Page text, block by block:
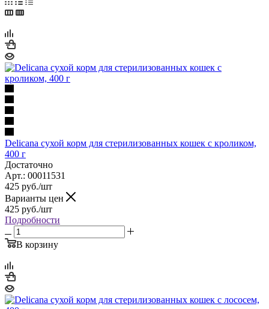
Delicana сухой корм для стерилизованных кошек с кроликом,
400 г
Достаточно
Арт.: 00011531
425 руб./шт
Варианты цен
425 руб./шт
Подробности
В корзину